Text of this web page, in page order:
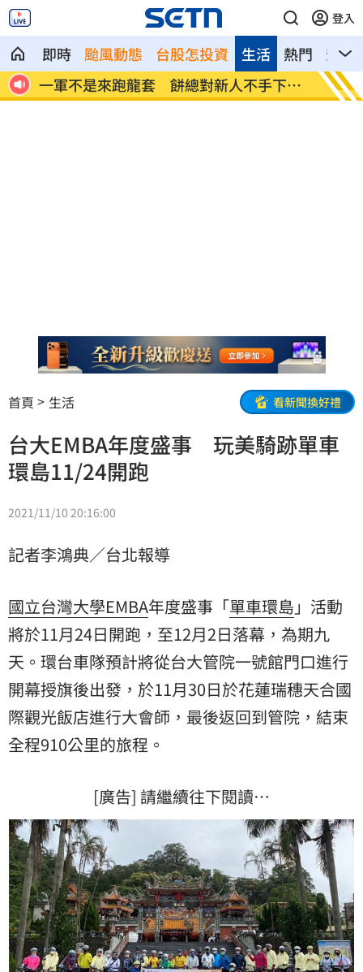
登入
即時 颱風動態 台股怎投資 熱門 影音
生活
留
靠2根鐵軌橫掃AI鏈 川湖財報衝上萬金股
孫易
球
首頁 生活 看新聞換好禮
台大EMBA年度盛事 玩美騎跡單車
環島11/24開跑
2021/11/10 20:16:00
記者李鴻典／台北報導
國立台灣大學EMBA年度盛事「單車環島 」活動
將於11月24日開跑，至12月2日落幕，為期九
天。環台車隊預計將從台大管院一號館門口進行
開幕授旗後出發，於11月30日於花蓮瑞穗天合國
際觀光飯店進行大會師，最後返回到管院，結束
全程910公里的旅程。
[廣告] 請繼續往下閱讀…